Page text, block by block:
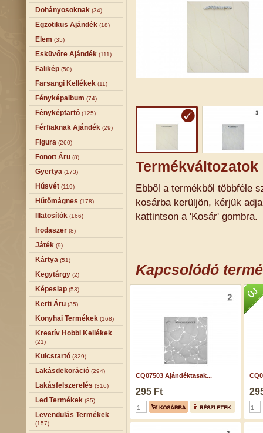
Dohányosoknak (34)
Egzotikus Ajándék (18)
Elem (35)
Esküvőre Ajándék (111)
Falikép (50)
Farsangi Kellékek (11)
Fényképalbum (74)
Fényképtartó (125)
Férfiaknak Ajándék (29)
Figura (260)
Fonott Áru (8)
Gyertya (173)
Húsvét (119)
Hűtőmágnes (178)
Illatosítók (166)
Irodaszer (8)
Játék (9)
Kártya (51)
Kegytárgy (2)
Képeslap (53)
Kerti Áru (35)
Konyhai Termékek (168)
Kreatív Hobbi Kellékek
(21)
Kulcstartó (329)
Lakásdekoráció (294)
Lakásfelszerelés (316)
Led Termékek (35)
Levendulás Termékek
(157)
Termékváltozatok
Ebből a termékből többféle
kosárba kerüljön, kérjük
kattintson a 'Kosár' gombra.
Kapcsolódó
CQ07503 Ajándéktasak...
295 Ft